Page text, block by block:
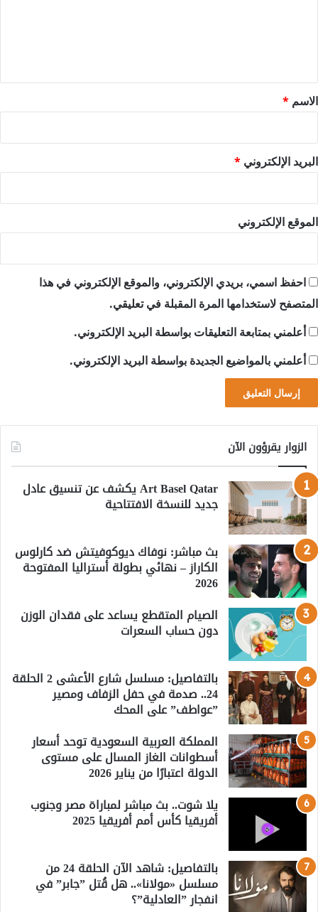
*
الاسم *
البريد الإلكتروني *
الموقع الإلكتروني
احفظ اسمي، بريدي الإلكتروني، والموقع الإلكتروني في هذا
المتصفح لاستخدامها المرة المقبلة في تعليقي.
أعلمني بمتابعة التعليقات بواسطة البريد الإلكتروني.
أعلمني بالمواضيع الجديدة بواسطة البريد الإلكتروني.
الزوار يقرؤون الآن
Art Basel Qatar يكشف عن تنسيق عادل
جديد للنسخة الافتتاحية
بث مباشر: نوفاك ديوكوفيتش ضد كارلوس
الكاراز – نهائي بطولة أستراليا المفتوحة
2026
الصيام المتقطع يساعد على فقدان الوزن
دون حساب السعرات
بالتفاصيل: مسلسل شارع الأعشى 2 الحلقة
24.. صدمة في حفل الزفاف ومصير
”عواطف” على المحك
المملكة العربية السعودية توحد أسعار
أسطوانات الغاز المسال على مستوى
الدولة اعتبارًا من يناير 2026
يلا شوت.. بث مباشر لمباراة مصر وجنوب
أفريقيا كأس أمم أفريقيا 2025
بالتفاصيل: شاهد الآن الحلقة 24 من
مسلسل «مولانا».. هل قُتل ”جابر” في
انفجار ”العادلية”؟